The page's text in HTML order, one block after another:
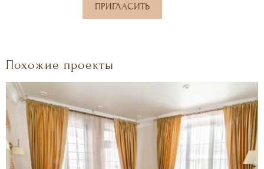
ПРИГЛАСИТЬ
Похожие проекты